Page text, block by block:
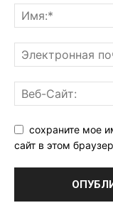
сохраните мое
сайт в этом